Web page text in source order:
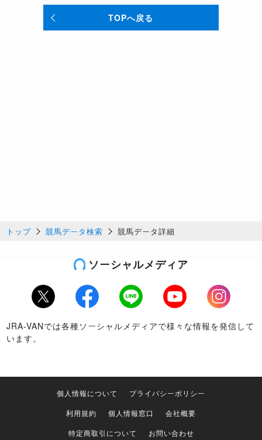
TOPへ戻る
トップ 競馬データ検索 競馬データ詳細
ソーシャルメディア
Twitter Facebook LINE Youtube
Instagram
JRA-VANでは各種ソーシャルメディアで様々な情報を発信して
います。
個人情報について
プライバシーポリシー
利用規約
個人情報窓口
会社概要
特定商取引について
お問い合わせ